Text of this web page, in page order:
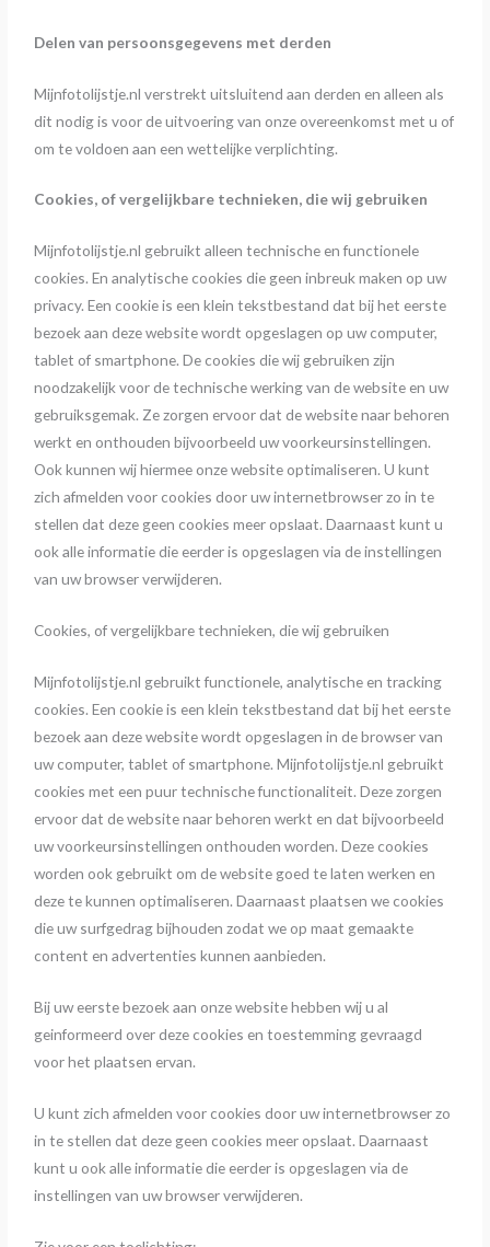
Delen van persoonsgegevens met derden
Mijnfotolijstje.nl verstrekt uitsluitend aan derden en alleen als
dit nodig is voor de uitvoering van onze overeenkomst met u of
om te voldoen aan een wettelijke verplichting.
Cookies, of vergelijkbare technieken, die wij gebruiken
Mijnfotolijstje.nl gebruikt alleen technische en functionele
cookies. En analytische cookies die geen inbreuk maken op uw
privacy. Een cookie is een klein tekstbestand dat bij het eerste
bezoek aan deze website wordt opgeslagen op uw computer,
tablet of smartphone. De cookies die wij gebruiken zijn
noodzakelijk voor de technische werking van de website en uw
gebruiksgemak. Ze zorgen ervoor dat de website naar behoren
werkt en onthouden bijvoorbeeld uw voorkeursinstellingen.
Ook kunnen wij hiermee onze website optimaliseren. U kunt
zich afmelden voor cookies door uw internetbrowser zo in te
stellen dat deze geen cookies meer opslaat. Daarnaast kunt u
ook alle informatie die eerder is opgeslagen via de instellingen
van uw browser verwijderen.
Cookies, of vergelijkbare technieken, die wij gebruiken
Mijnfotolijstje.nl gebruikt functionele, analytische en tracking
cookies. Een cookie is een klein tekstbestand dat bij het eerste
bezoek aan deze website wordt opgeslagen in de browser van
uw computer, tablet of smartphone. Mijnfotolijstje.nl gebruikt
cookies met een puur technische functionaliteit. Deze zorgen
ervoor dat de website naar behoren werkt en dat bijvoorbeeld
uw voorkeursinstellingen onthouden worden. Deze cookies
worden ook gebruikt om de website goed te laten werken en
deze te kunnen optimaliseren. Daarnaast plaatsen we cookies
die uw surfgedrag bijhouden zodat we op maat gemaakte
content en advertenties kunnen aanbieden.
Bij uw eerste bezoek aan onze website hebben wij u al
geinformeerd over deze cookies en toestemming gevraagd
voor het plaatsen ervan.
U kunt zich afmelden voor cookies door uw internetbrowser zo
in te stellen dat deze geen cookies meer opslaat. Daarnaast
kunt u ook alle informatie die eerder is opgeslagen via de
instellingen van uw browser verwijderen.